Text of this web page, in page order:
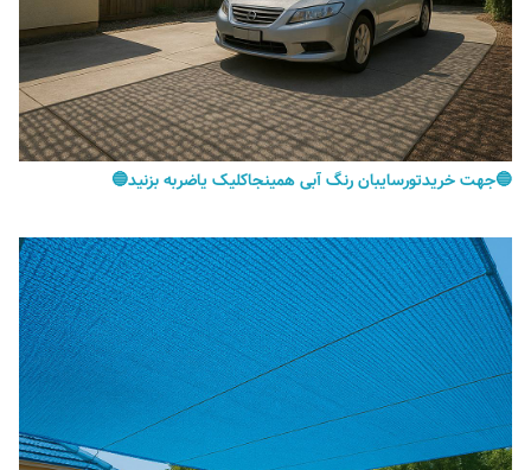
🔵جهت خریدتورسایبان رنگ آبی همینجاکلیک یاضربه بزنید🔵